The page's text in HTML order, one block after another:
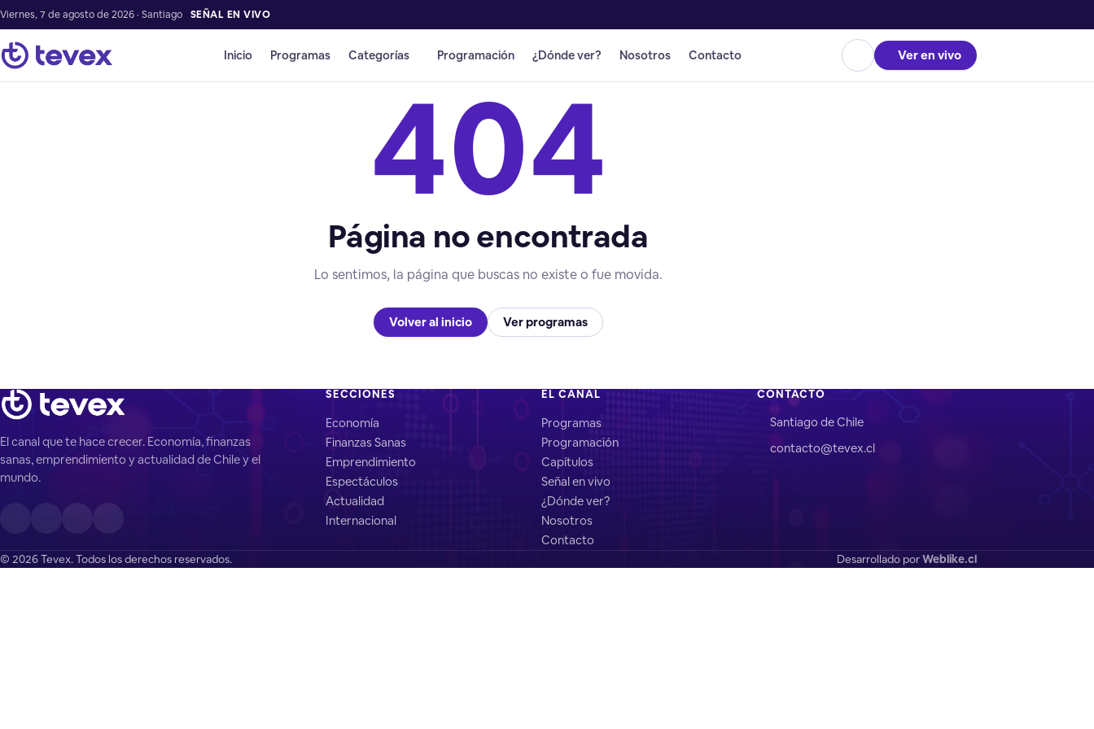
Viernes, 7 de agosto de 2026 · Santiago SEÑAL EN VIVO
Inicio Programas Categorías Programación ¿Dónde ver? Nosotros Contacto Ver en vivo
404
Página no encontrada
Lo sentimos, la página que buscas no existe o fue movida.
Volver al inicio Ver programas
El canal que te hace crecer. Economía, finanzas
sanas, emprendimiento y actualidad de Chile y el
mundo.
SECCIONES
Economía
Finanzas Sanas
Emprendimiento
Espectáculos
Actualidad
Internacional
EL CANAL
Programas
Programación
Capítulos
Señal en vivo
¿Dónde ver?
Nosotros
Contacto
CONTACTO
Santiago de Chile
contacto@tevex.cl
© 2026 Tevex. Todos los derechos reservados. Desarrollado porWeblike.cl